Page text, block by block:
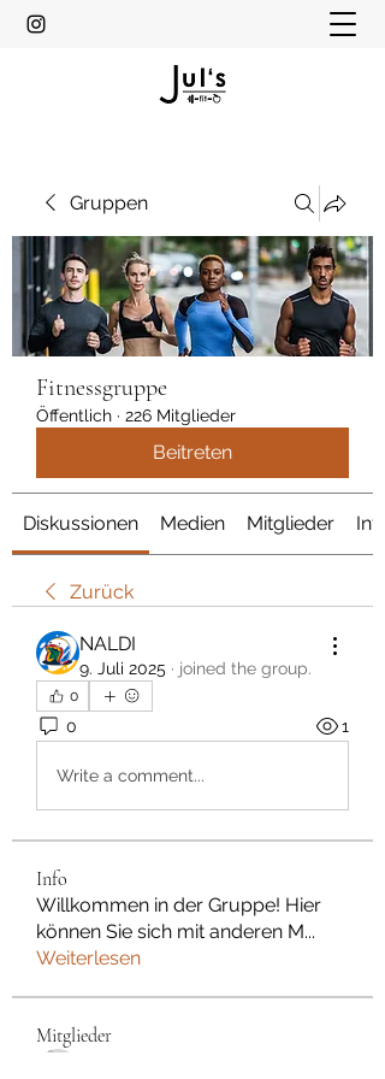
Gruppen
Fitnessgruppe
Öffentlich · 226 Mitglieder
Beitreten
Diskussionen Medien Mitglieder Info
Zurück
NALDI
9. Juli 2025 · joined the group.
0
0 1
Write a comment...
Info
Willkommen in der Gruppe! Hier
können Sie sich mit anderen M...
Weiterlesen
Mitglieder